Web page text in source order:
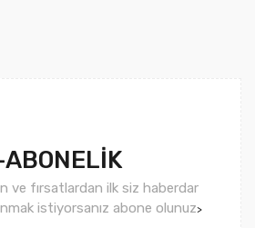
ve fırsatlardan ilk siz haberdar
istiyorsanız abone olunuz>